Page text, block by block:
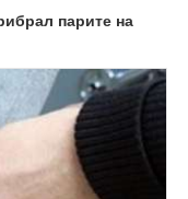
парите на